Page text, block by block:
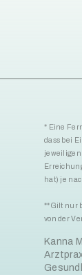
* Eine
dass bei
hat) je
**Gilt nur
von der
Kanna